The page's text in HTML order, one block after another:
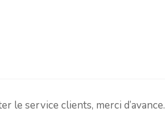
le service clients, merci d’avance.